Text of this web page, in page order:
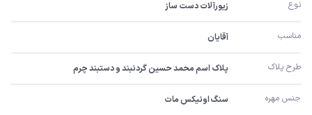
نوع زیورآلات دست ساز
مناسب آقایان
طرح پلاک پلاک اسم محمد حسین گردنبند و دستبند چرم
جنس مهره سنگ اونیکس مات